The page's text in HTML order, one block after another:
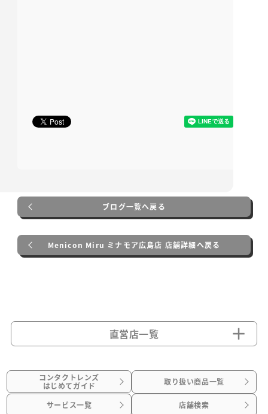
ブログ一覧へ戻る
Menicon Miru ミナモア広島店 店舗詳細へ戻る
直営店一覧
コンタクトレンズ
はじめてガイド 取り扱い商品一覧
サービス一覧 店舗検索